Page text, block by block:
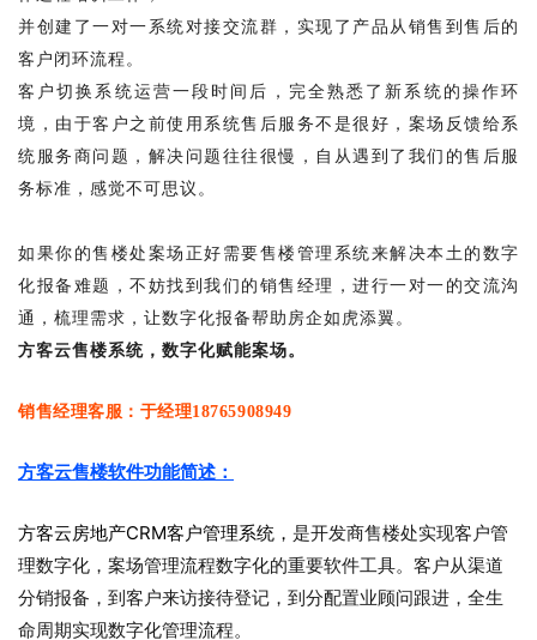
并创建了一对一系统对接交流群，实现了产品 从销售到 售后的
客户闭环流程 。
客户切换系统运营一段时间后，完全熟悉了新系统的操作环
境，由于客户之前使用系统售后服务不是很好，案场反馈给系
统服务商问题，解决问题往往很慢，自从遇到了我们的售后服
务标准，感觉不可思议。
如果你的售楼处案场正好需要售楼管理系统来解决本土的数字
化报备难题，不妨找到我们的销售经理，进行一对一的交流沟
通，梳理需求，让数字化报备帮助房企如虎添翼。
方客云售楼系统，数字化赋能案场。
销售经理客服：于经理18765908949
方客云售楼软件功能简述：
方客云房地产CRM客户管理系统， 是开发商售楼处实现客户管
理数字化，案场管理流程数字化的重要软件工具。客户从渠道
分销报备，到客户来访接待登记，到分配置业顾问跟进，全生
命周期实现数字化管理流程。